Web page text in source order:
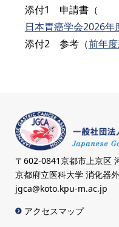
添付1 申請書（
日本胃癌学会2026
添付2 参考（前年
〒602-0841京都市上京区
京都府立医科大学 消化器
jgca@koto.kpu-m.ac.jp
アクセスマップ